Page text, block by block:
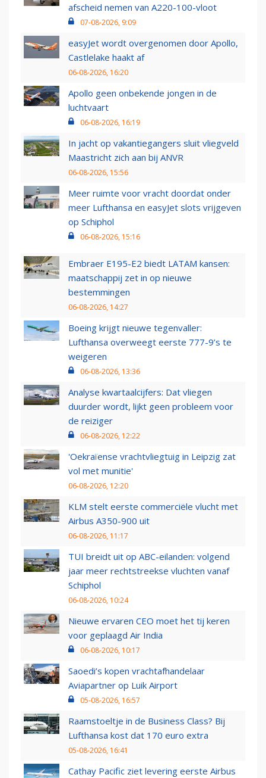
afscheid nemen van A220-100-vloot
07-08-2026, 9:09
easyJet wordt overgenomen door Apollo,
Castlelake haakt af
06-08-2026, 16:20
Apollo geen onbekende jongen in de
luchtvaart
06-08-2026, 16:19
In jacht op vakantiegangers sluit vliegveld
Maastricht zich aan bij ANVR
06-08-2026, 15:56
Meer ruimte voor vracht doordat onder
meer Lufthansa en easyJet slots vrijgeven
op Schiphol
06-08-2026, 15:16
Embraer E195-E2 biedt LATAM kansen:
maatschappij zet in op nieuwe
bestemmingen
06-08-2026, 14:27
Boeing krijgt nieuwe tegenvaller:
Lufthansa overweegt eerste 777-9’s te
weigeren
06-08-2026, 13:36
Analyse kwartaalcijfers: Dat vliegen
duurder wordt, lijkt geen probleem voor
de reiziger
06-08-2026, 12:22
'Oekraïense vrachtvliegtuig in Leipzig zat
vol met munitie'
06-08-2026, 12:20
KLM stelt eerste commerciële vlucht met
Airbus A350-900 uit
06-08-2026, 11:17
TUI breidt uit op ABC-eilanden: volgend
jaar meer rechtstreekse vluchten vanaf
Schiphol
06-08-2026, 10:24
Nieuwe ervaren CEO moet het tij keren
voor geplaagd Air India
06-08-2026, 10:17
Saoedi’s kopen vrachtafhandelaar
Aviapartner op Luik Airport
05-08-2026, 16:57
Raamstoeltje in de Business Class? Bij
Lufthansa kost dat 170 euro extra
05-08-2026, 16:41
Cathay Pacific ziet levering eerste Airbus